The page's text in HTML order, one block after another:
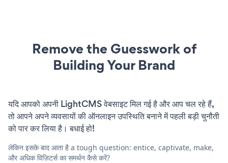
Remove the Guesswork of
Building Your Brand
यदि आपको अपनी LightCMS वेबसाइट मिल गई है और आप चल रहे हैं,
तो आपने अपने व्यवसायों की ऑनलाइन उपस्थिति बनाने में पहली बड़ी चुनौती
को पार कर लिया है। बधाई हो!
लेकिन इसके बाद आता है a tough question: entice, captivate, make,
और अधिक विज़िटर्स का समर्थन कैसे करें?